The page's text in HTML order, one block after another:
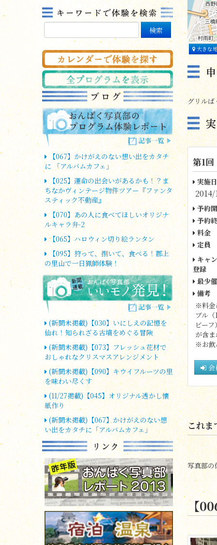
【067】かけがえのない想い出をカタチ
に 「アルバムカフェ」
【025】運命の出会いがあるかも！？ま
ちなかヴィンテージ物件ツアー『ファンタ
スティック不動産』
【070】あの人に食べてほしいオリジナ
ルキャラ弁-2
【065】ハロウィン切り絵ランタン
【095】狩って、捌いて、食べる！郡上
の里山で一日猟師体験！
(新聞未掲載)【030】いにしえの記憶を
仙れ！知られざる古墳をめぐる冒険
(新聞未掲載)【073】フレッシュ花材で
おしゃれなクリスマスアレンジメント
(新聞未掲載)【090】キウイフルーツの里
を味わい尽くす
(11/27掲載)【045】オリジナル透かし懐
紙作り
(新聞未掲載)【067】かけがえのない想
い出をカタチに「アルバムカフェ」
大きな
グリルば
第1回
実施
予約
予約
料金
定員
キャ
登録
最少
備考
※料金
ブル
ビー
が含
※お飲
これま
写真部の
【